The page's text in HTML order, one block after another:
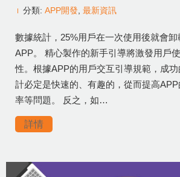
分類: APP開發 最新資訊
數據統計，25%用戶在一次使用後就會
APP。 精心製作的新手引導將激發用戶
性。根據APP的用戶交互引導規範，成
計必定是快速的、有趣的，從而提高
率等問題。 反之，如…
詳情